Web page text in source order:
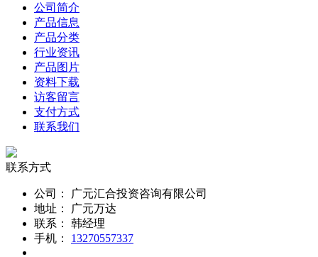
公司简介
产品信息
产品分类
行业资讯
产品图片
资料下载
访客留言
支付方式
联系我们
联系方式
公司：
广元汇合投资咨询有限公司
地址：
广元万达
联系：
韩经理
手机：
13270557337